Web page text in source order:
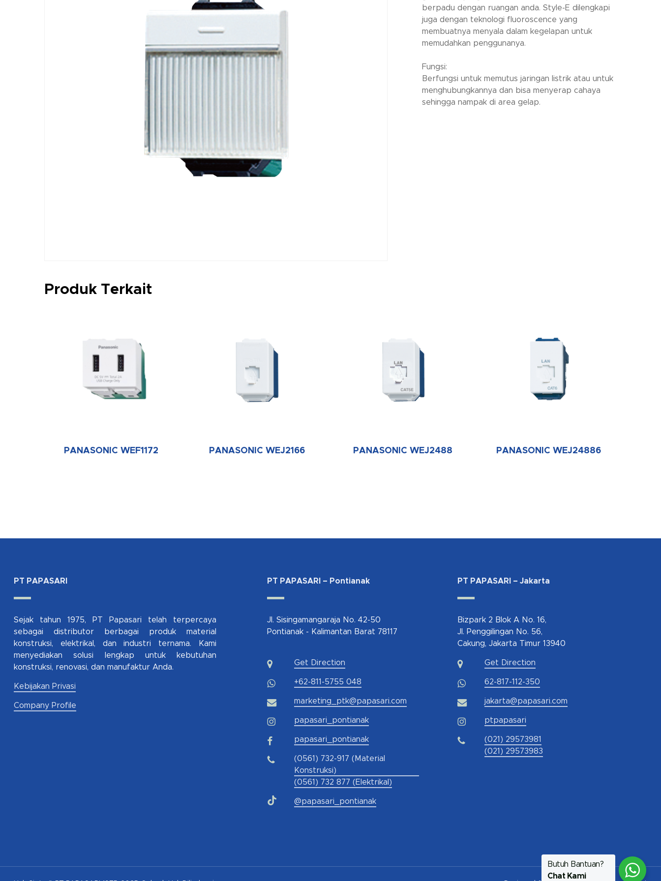
berpadu dengan ruangan anda. Style-E dilengkapi
juga dengan teknologi fluoroscence yang
membuatnya menyala dalam kegelapan untuk
memudahkan penggunanya.
Fungsi:
Berfungsi untuk memutus jaringan listrik atau untuk
menghubungkannya dan bisa menyerap cahaya
sehingga nampak di area gelap.
Produk Terkait
PANASONIC WEF1172 PANASONIC WEJ2166 PANASONIC WEJ2488 PANASONIC WEJ24886
PT PAPASARI
Sejak tahun 1975, PT Papasari telah terpercaya
sebagai distributor berbagai produk material
konstruksi, elektrikal, dan industri ternama. Kami
menyediakan solusi lengkap untuk kebutuhan
konstruksi, renovasi, dan manufaktur Anda.
Kebijakan Privasi
Company Profile
PT PAPASARI – Pontianak
Jl. Sisingamangaraja No. 42-50
Pontianak - Kalimantan Barat 78117
Get Direction
+62-811-5755 048
marketing_ptk@papasari.com
papasari_pontianak
papasari_pontianak
(0561) 732-917 (Material
Konstruksi)
(0561) 732 877 (Elektrikal)
@papasari_pontianak
PT PAPASARI – Jakarta
Bizpark 2 Blok A No. 16,
Jl. Penggilingan No. 56,
Cakung, Jakarta Timur 13940
Get Direction
62-817-112-350
jakarta@papasari.com
ptpapasari
(021) 29573981
(021) 29573983
Butuh Bantuan?
Chat Kami